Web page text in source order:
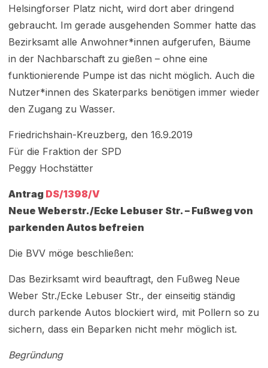
Helsingforser Platz nicht, wird dort aber dringend
gebraucht. Im gerade ausgehenden Sommer hatte das
Bezirksamt alle Anwohner*innen aufgerufen, Bäume
in der Nachbarschaft zu gießen – ohne eine
funktionierende Pumpe ist das nicht möglich. Auch die
Nutzer*innen des Skaterparks benötigen immer wieder
den Zugang zu Wasser.
Friedrichshain-Kreuzberg, den 16.9.2019
Für die Fraktion der SPD
Peggy Hochstätter
Antrag DS/1398/V
Neue Weberstr./Ecke Lebuser Str. – Fußweg von
parkenden Autos befreien
Die BVV möge beschließen:
Das Bezirksamt wird beauftragt, den Fußweg Neue
Weber Str./Ecke Lebuser Str., der einseitig ständig
durch parkende Autos blockiert wird, mit Pollern so zu
sichern, dass ein Beparken nicht mehr möglich ist.
Begründung